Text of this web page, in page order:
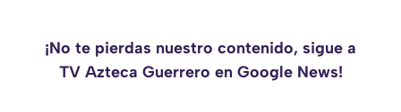
¡No te pierdas nuestro contenido, sigue a
TV Azteca Guerrero en Google News!